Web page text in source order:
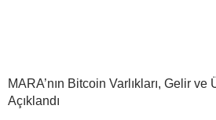
MARA’nın Bitcoin Varlıkları, Gelir
Açıklandı